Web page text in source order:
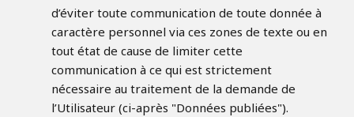
d’éviter toute communication de toute donnée à
caractère personnel via ces zones de texte ou en
tout état de cause de limiter cette
communication à ce qui est strictement
nécessaire au traitement de la demande de
l’Utilisateur (ci-après "Données publiées").